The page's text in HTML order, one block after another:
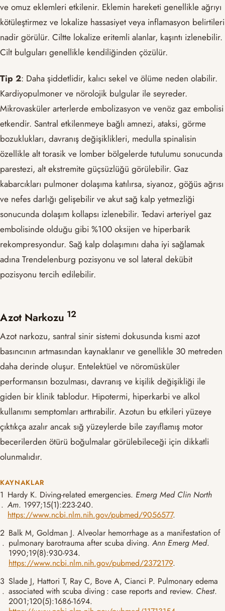
ve omuz eklemleri etkilenir. Eklemin hareketi genellikle ağrıyı
kötüleştirmez ve lokalize hassasiyet veya inflamasyon belirtileri
nadir görülür. Ciltte lokalize eritemli alanlar, kaşıntı izlenebilir.
Cilt bulguları genellikle kendiliğinden çözülür.
Tip 2: Daha şiddetlidir, kalıcı sekel ve ölüme neden olabilir.
Kardiyopulmoner ve nörolojik bulgular ile seyreder.
Mikrovasküler arterlerde embolizasyon ve venöz gaz embolisi
etkendir. Santral etkilenmeye bağlı amnezi, ataksi, görme
bozuklukları, davranış değişiklikleri, medulla spinalisin
özellikle alt torasik ve lomber bölgelerde tutulumu sonucunda
parestezi, alt ekstremite güçsüzlüğü görülebilir. Gaz
kabarcıkları pulmoner dolaşıma katılırsa, siyanoz, göğüs ağrısı
ve nefes darlığı gelişebilir ve akut sağ kalp yetmezliği
sonucunda dolaşım kollapsı izlenebilir. Tedavi arteriyel gaz
embolisinde olduğu gibi %100 oksijen ve hiperbarik
rekompresyondur. Sağ kalp dolaşımını daha iyi sağlamak
adına Trendelenburg pozisyonu ve sol lateral dekübit
pozisyonu tercih edilebilir.
Azot Narkozu ​12​
Azot narkozu, santral sinir sistemi dokusunda kısmi azot
basıncının artmasından kaynaklanır ve genellikle 30 metreden
daha derinde oluşur. Entelektüel ve nöromüsküler
performansın bozulması, davranış ve kişilik değişikliği ile
giden bir klinik tablodur. Hipotermi, hiperkarbi ve alkol
kullanımı semptomları arttırabilir. Azotun bu etkileri yüzeye
çıktıkça azalır ancak sığ yüzeylerde bile zayıflamış motor
becerilerden ötürü boğulmalar görülebileceği için dikkatli
olunmalıdır.
KAYNAKLAR
1
.
Hardy K. Diving-related emergencies. Emerg Med Clin North
Am. 1997;15(1):223-240.
https://www.ncbi.nlm.nih.gov/pubmed/9056577.
2
.
Balk M, Goldman J. Alveolar hemorrhage as a manifestation of
pulmonary barotrauma after scuba diving.Ann Emerg Med.
1990;19(8):930-934.
https://www.ncbi.nlm.nih.gov/pubmed/2372179.
3
.
Slade J, Hattori T, Ray C, Bove A, Cianci P. Pulmonary edema
associated with scuba diving : case reports and review. Chest.
2001;120(5):1686-1694.